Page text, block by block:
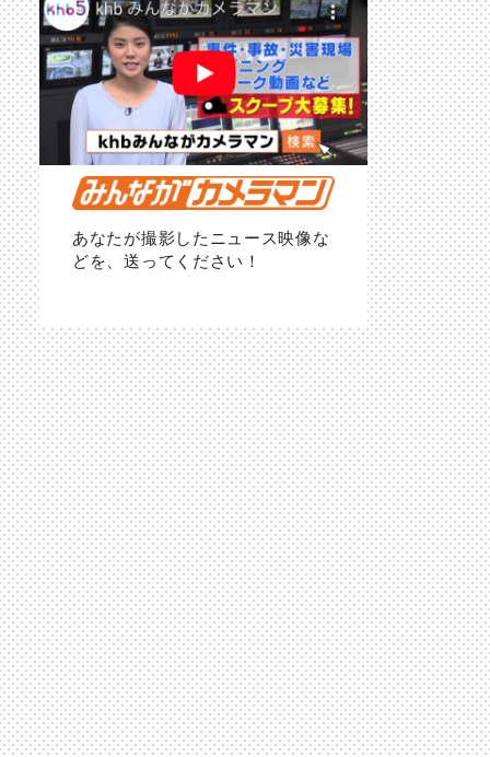
あなたが撮影したニュース映像な
どを、送ってください！